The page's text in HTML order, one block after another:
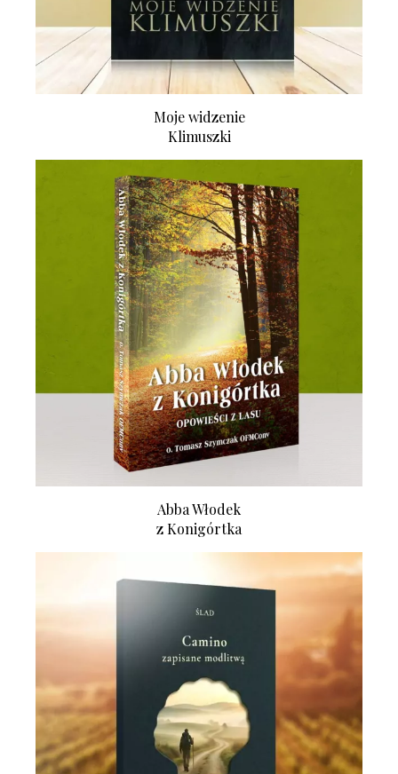
Moje widzenie
Klimuszki
Abba Włodek
z Konigórtka